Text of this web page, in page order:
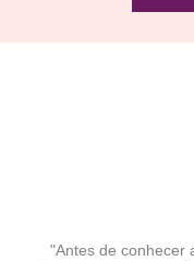
"Antes de conhecer